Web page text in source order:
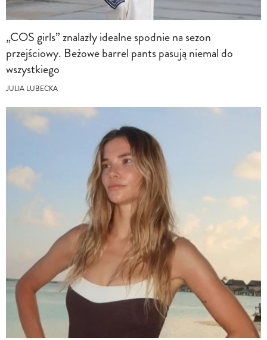
„COS girls” znalazły idealne spodnie na sezon
przejściowy. Beżowe barrel pants pasują niemal do
wszystkiego
JULIA LUBECKA